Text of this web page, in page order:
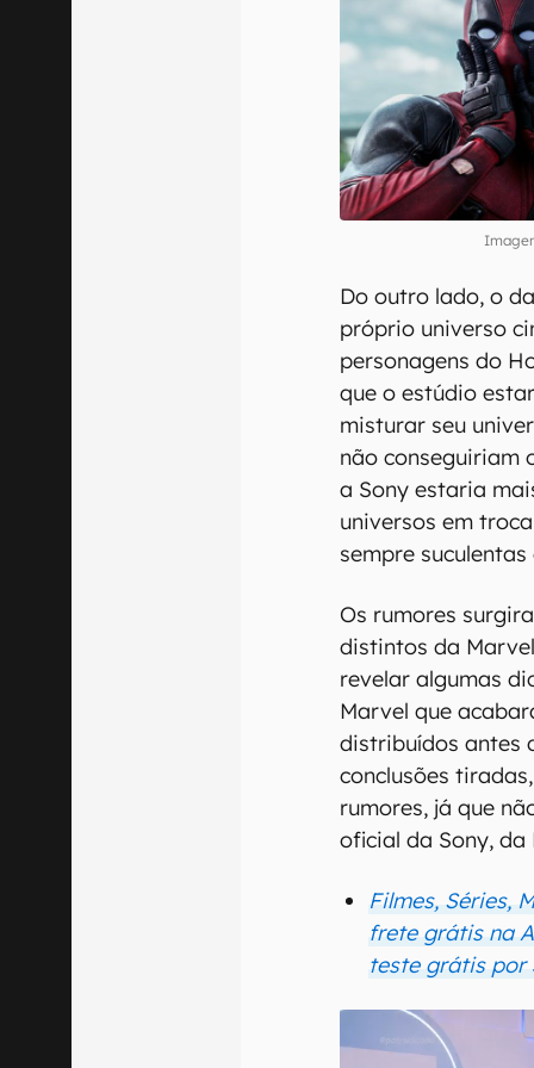
Do outro lado, o
próprio universo
personagens do
que o estúdio
misturar seu
não conseguiriam
a Sony estaria
universos em
sempre suculentas
Os rumores
distintos da
revelar algumas
Marvel que
distribuídos antes
conclusões
rumores, já que
oficial da Sony, da
Filmes, Séries,
frete grátis na
teste grátis por